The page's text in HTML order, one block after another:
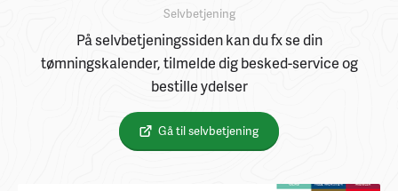
Selvbetjening
På selvbetjeningssiden kan du fx se din
tømningskalender, tilmelde dig besked-service og
bestille ydelser
Gå til selvbetjening